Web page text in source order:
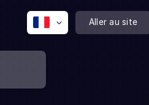
Aller au site